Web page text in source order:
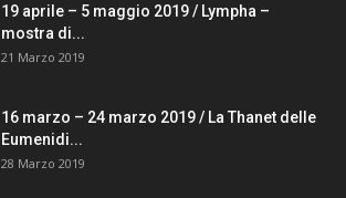
19 aprile – 5 maggio 2019 / Lympha –
mostra di...
21 Marzo 2019
16 marzo – 24 marzo 2019 / La Thanet delle
Eumenidi...
28 Marzo 2019